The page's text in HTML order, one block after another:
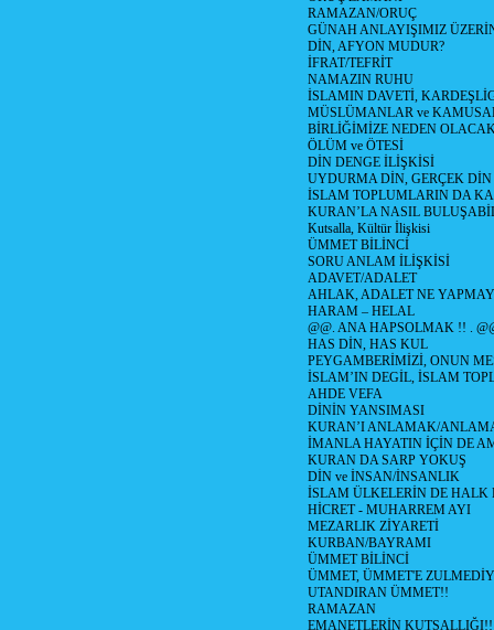
RAMAZAN/ORUÇ
GÜNAH ANLAYIŞIMIZ
DİN, AFYON MUDUR?
İFRAT/TEFRİT
NAMAZIN RUHU
İSLAMIN DAVETİ,
MÜSLÜMANLAR ve
BİRLİĞİMİZE NEDEN
ÖLÜM ve ÖTESİ
DİN DENGE İLİŞKİSİ
UYDURMA DİN, GERÇEK DİN
İSLAM TOPLUMLARIN DA
KURAN’LA NASIL
Kutsalla, Kültür İlişkisi
ÜMMET BİLİNCİ
SORU ANLAM İLİŞKİSİ
ADAVET/ADALET
AHLAK, ADALET NE
HARAM – HELAL
@@. ANA HAPSOLMAK !! .
HAS DİN, HAS KUL
PEYGAMBERİMİZİ, ONUN
İSLAM’IN DEGİL, İSLAM
AHDE VEFA
DİNİN YANSIMASI
KURAN’I ANLAMAK/
İMANLA HAYATIN İÇİN DE
KURAN DA SARP YOKUŞ
DİN ve İNSAN/İNSANLIK
İSLAM ÜLKELERİN DE
HİCRET - MUHARREM AYI
MEZARLIK ZİYARETİ
KURBAN/BAYRAMI
ÜMMET BİLİNCİ
ÜMMET, ÜMMET'E
UTANDIRAN ÜMMET!!
RAMAZAN
EMANETLERİN KUTSALLIĞI!!